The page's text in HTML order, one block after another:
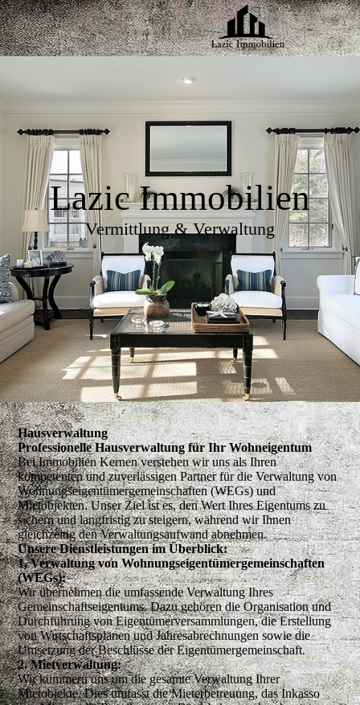
Lazic Immobilien
Vermittlung & Verwaltung
Hausverwaltung
Professionelle Hausverwaltung für Ihr Wohneigentum
Bei Immobilien Kernen verstehen wir uns als Ihren
kompetenten und zuverlässigen Partner für die Verwaltung von
Wohnungseigentümergemeinschaften (WEGs) und
Mietobjekten. Unser Ziel ist es, den Wert Ihres Eigentums zu
sichern und langfristig zu steigern, während wir Ihnen
gleichzeitig den Verwaltungsaufwand abnehmen.
Unsere Dienstleistungen im Überblick:
1. Verwaltung von Wohnungseigentümergemeinschaften
(WEGs):
Wir übernehmen die umfassende Verwaltung Ihres
Gemeinschaftseigentums. Dazu gehören die Organisation und
Durchführung von Eigentümerversammlungen, die Erstellung
von Wirtschaftsplänen und Jahresabrechnungen sowie die
Umsetzung der Beschlüsse der Eigentümergemeinschaft.
2. Mietverwaltung:
Wir kümmern uns um die gesamte Verwaltung Ihrer
Mietobjekte. Dies umfasst die Mieterbetreuung, das Inkasso